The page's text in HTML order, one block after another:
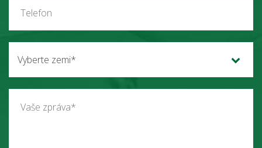
Vyberte zemi*